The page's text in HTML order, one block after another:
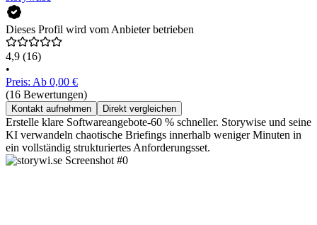
Dieses Profil wird vom Anbieter betrieben
4,9 (16)
•
Preis: Ab 0,00 €
(16 Bewertungen)
Kontakt aufnehmen Direkt vergleichen
Erstelle klare Softwareangebote-60 % schneller. Storywise und seine
KI verwandeln chaotische Briefings innerhalb weniger Minuten in
ein vollständig strukturiertes Anforderungsset.